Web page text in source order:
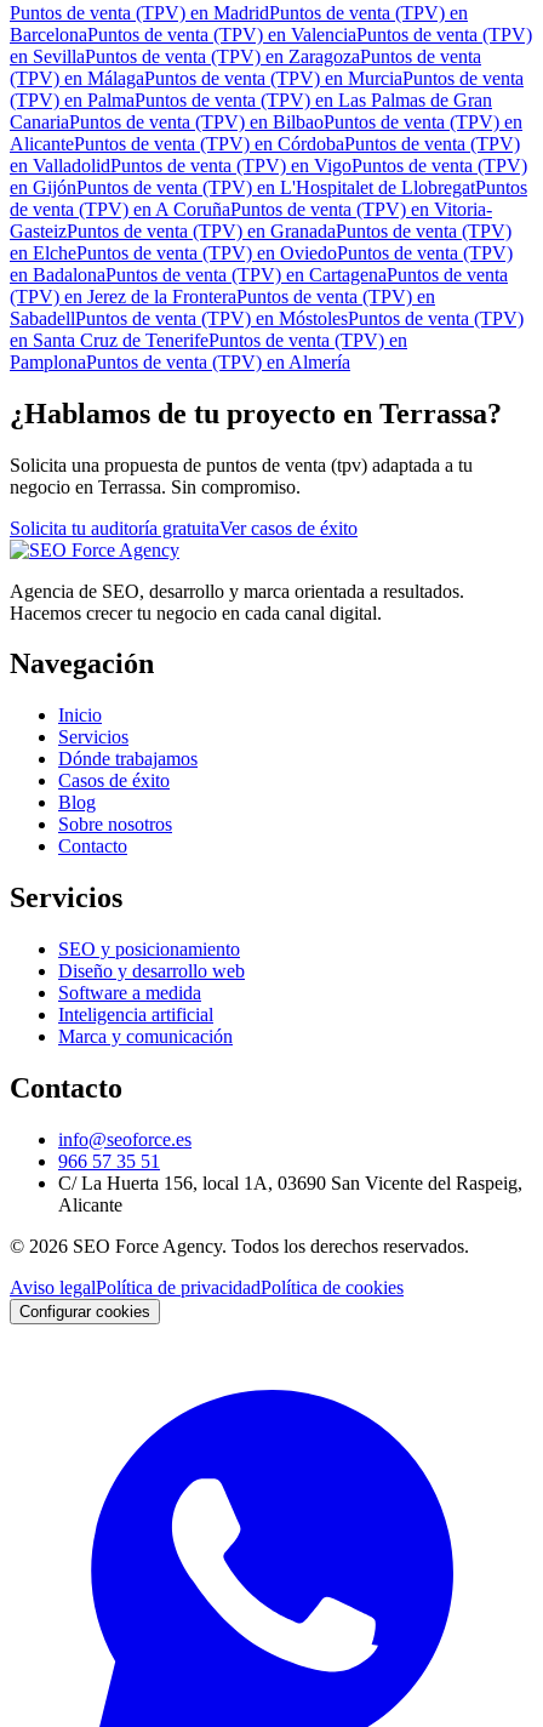
Puntos de venta (TPV) en MadridPuntos de venta (TPV) en
BarcelonaPuntos de venta (TPV) en ValenciaPuntos de venta (TPV)
en SevillaPuntos de venta (TPV) en ZaragozaPuntos de venta
(TPV) en MálagaPuntos de venta (TPV) en MurciaPuntos de venta
(TPV) en PalmaPuntos de venta (TPV) en Las Palmas de Gran
CanariaPuntos de venta (TPV) en BilbaoPuntos de venta (TPV) en
AlicantePuntos de venta (TPV) en CórdobaPuntos de venta (TPV)
en ValladolidPuntos de venta (TPV) en VigoPuntos de venta (TPV)
en GijónPuntos de venta (TPV) en L'Hospitalet de LlobregatPuntos
de venta (TPV) en A CoruñaPuntos de venta (TPV) en Vitoria-
GasteizPuntos de venta (TPV) en GranadaPuntos de venta (TPV)
en ElchePuntos de venta (TPV) en OviedoPuntos de venta (TPV)
en BadalonaPuntos de venta (TPV) en CartagenaPuntos de venta
(TPV) en Jerez de la FronteraPuntos de venta (TPV) en
SabadellPuntos de venta (TPV) en MóstolesPuntos de venta (TPV)
en Santa Cruz de TenerifePuntos de venta (TPV) en
PamplonaPuntos de venta (TPV) en Almería
¿Hablamos de tu proyecto en Terrassa?
Solicita una propuesta de puntos de venta (tpv) adaptada a tu
negocio en Terrassa. Sin compromiso.
Solicita tu auditoría gratuitaVer casos de éxito
Agencia de SEO, desarrollo y marca orientada a resultados.
Hacemos crecer tu negocio en cada canal digital.
Navegación
Inicio
Servicios
Dónde trabajamos
Casos de éxito
Blog
Sobre nosotros
Contacto
Servicios
SEO y posicionamiento
Diseño y desarrollo web
Software a medida
Inteligencia artificial
Marca y comunicación
Contacto
info@seoforce.es
966 57 35 51
C/ La Huerta 156, local 1A, 03690 San Vicente del Raspeig,
Alicante
© 2026 SEO Force Agency. Todos los derechos reservados.
Aviso legalPolítica de privacidadPolítica de cookies
Configurar cookies